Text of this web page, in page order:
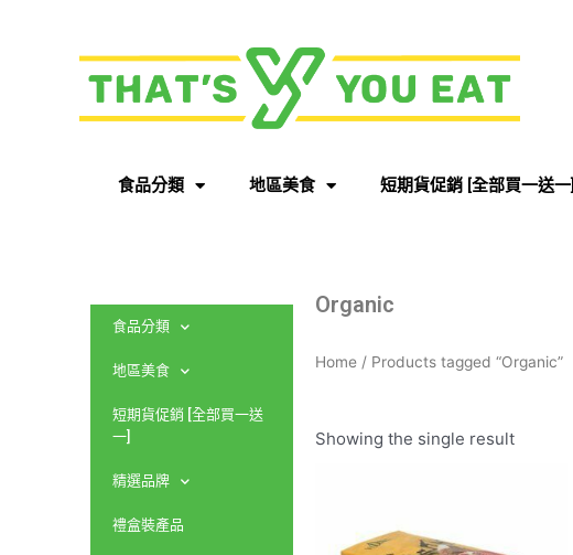
食品分類 地區美食 短期貨促銷 [全部買一送一]
食品分類
地區美食
短期貨促銷 [全部買一送
一]
精選品牌
禮盒裝產品
Organic
Home / Products tagged “Organic”
Showing the single result